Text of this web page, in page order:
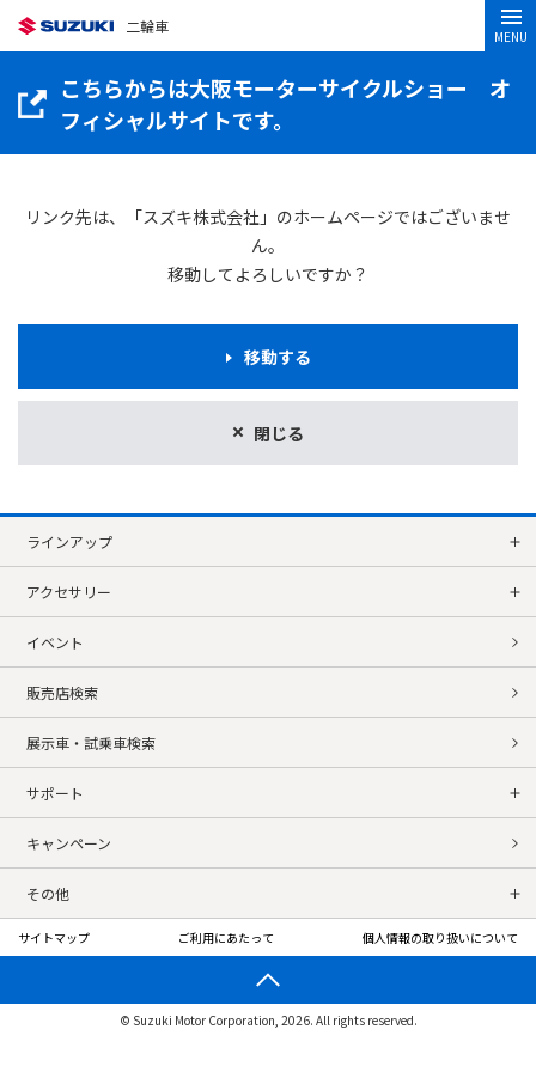
二輪車
MENU
こちらからは大阪モーターサイクルショー オ
フィシャルサイトです。
リンク先は、「スズキ株式会社」のホームページではございませ
ん。
移動してよろしいですか？
閉じる
移動する
ラインアップ
アクセサリー
イベント
販売店検索
展示車・試乗車検索
サポート
キャンペーン
その他
サイトマップ ご利用にあたって 個人情報の取り扱いについて
© Suzuki Motor Corporation, 2026. All rights reserved.